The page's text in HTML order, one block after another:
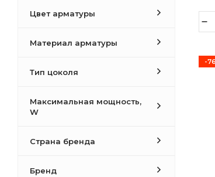
Цвет арматуры
Материал арматуры
Тип цоколя
Максимальная мощность,
W
Страна бренда
Бренд
-